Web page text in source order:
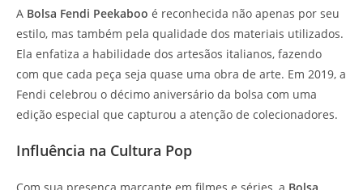
A Bolsa Fendi Peekaboo é reconhecida não apenas por seu
estilo, mas também pela qualidade dos materiais utilizados.
Ela enfatiza a habilidade dos artesãos italianos, fazendo
com que cada peça seja quase uma obra de arte. Em 2019, a
Fendi celebrou o décimo aniversário da bolsa com uma
edição especial que capturou a atenção de colecionadores.
Influência na Cultura Pop